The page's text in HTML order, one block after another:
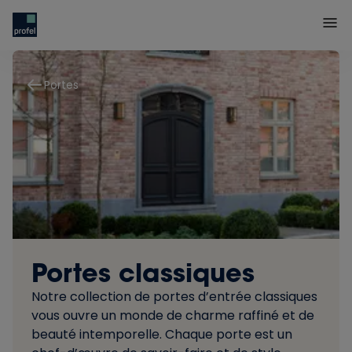
Portes
Portes classiques
Notre collection de portes d’entrée classiques
vous ouvre un monde de charme raffiné et de
beauté intemporelle. Chaque porte est un